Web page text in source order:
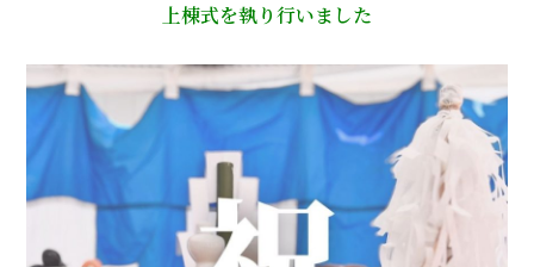
上棟式を執り行いました